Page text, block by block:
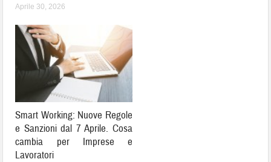
Aprile 30, 2026
Smart Working: Nuove Regole
e Sanzioni dal 7 Aprile. Cosa
cambia per Imprese e
Lavoratori